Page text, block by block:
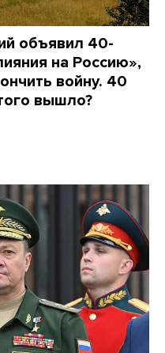
объявил 40-
на Россию»,
войну. 40
вышло?